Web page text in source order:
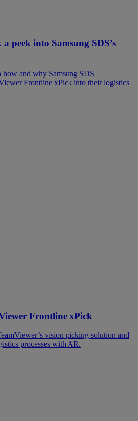
peek into Samsung SDS’s
how and why Samsung SDS
Frontline xPick into their logistics
Frontline xPick
vision picking solution and
processes with AR.